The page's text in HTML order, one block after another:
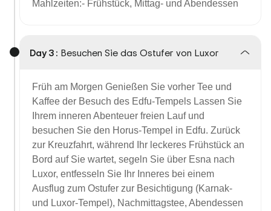
Mahlzeiten:- Frühstück, Mittag- und Abendessen
Day 3 : Besuchen Sie das Ostufer von Luxor
Früh am Morgen Genießen Sie vorher Tee und
Kaffee der Besuch des Edfu-Tempels Lassen Sie
Ihrem inneren Abenteuer freien Lauf und
besuchen Sie den Horus-Tempel in Edfu. Zurück
zur Kreuzfahrt, während Ihr leckeres Frühstück an
Bord auf Sie wartet, segeln Sie über Esna nach
Luxor, entfesseln Sie Ihr Inneres bei einem
Ausflug zum Ostufer zur Besichtigung (Karnak-
und Luxor-Tempel), Nachmittagstee, Abendessen